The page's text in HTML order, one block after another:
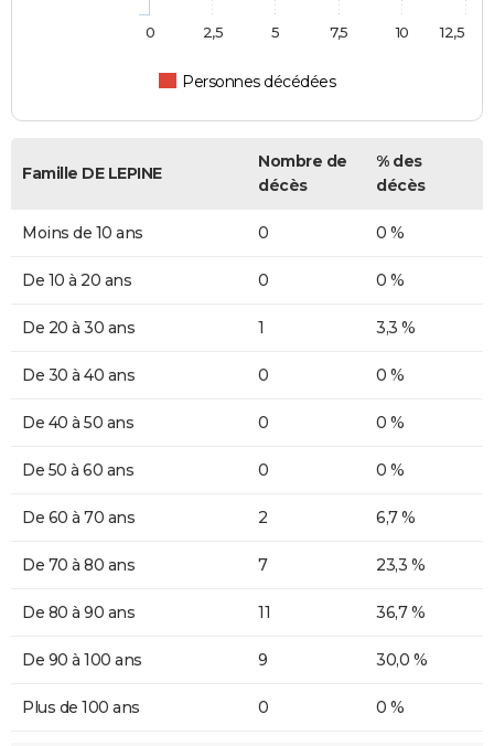
Personnes décédées
0 10
2,5 5 7,5 12,5
Famille DE LEPINE
Nombre de
décès
% des
décès
Moins de 10 ans 0 0 %
De 10 à 20 ans 0 0 %
De 20 à 30 ans 1 3,3 %
De 30 à 40 ans 0 0 %
De 40 à 50 ans 0 0 %
De 50 à 60 ans 0 0 %
De 60 à 70 ans 2 6,7 %
De 70 à 80 ans 7 23,3 %
De 80 à 90 ans 11 36,7 %
De 90 à 100 ans 9 30,0 %
Plus de 100 ans 0 0 %